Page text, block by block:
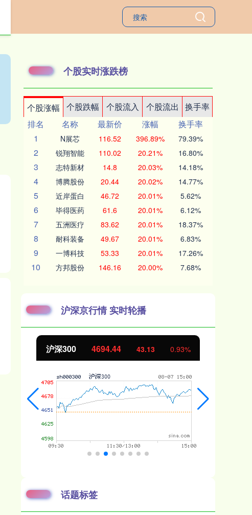
个股实时涨跌榜
个股涨幅 个股跌幅 个股流入 个股流出
换手率
排名
名称 最新价 涨幅
换手率
1
N展芯 116.52 396.89% 79.39%
2 锐翔智能 110.02 20.21% 16.80%
3 志特新材 14.8 20.03% 14.18%
4 博腾股份 20.44 20.02% 14.77%
5 近岸蛋白 46.72 20.01% 5.62%
6 毕得医药 61.6 20.01% 6.12%
7 五洲医疗 83.62 20.01% 18.37%
8 耐科装备 49.67 20.01% 6.83%
9 一博科技 53.33 20.01% 17.26%
10 方邦股份 146.16 20.00% 7.68%
沪深京行情 实时轮播
北证50 1134.24 11.37 1.01%
话题标签